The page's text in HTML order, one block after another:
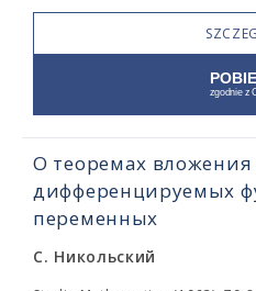
О теоремах вложения
дифференцируемых
переменных
С. Никольский